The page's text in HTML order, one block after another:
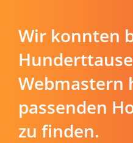
Wir konnten
Webmastern
passenden
zu finden.